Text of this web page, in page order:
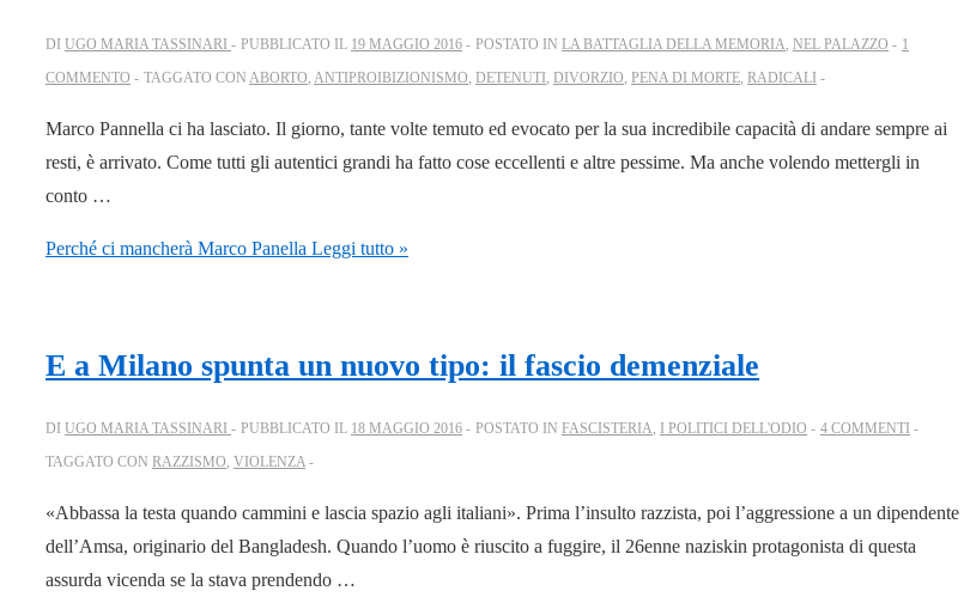
DI UGO MARIA TASSINARI PUBBLICATO IL 19 MAGGIO 2016 POSTATO IN LA BATTAGLIA DELLA MEMORIA, NEL PALAZZO
1
COMMENTO
TAGGATO CON ABORTO, ANTIPROIBIZIONISMO, DETENUTI , DIVORZIO, PENA DI MORTE, RADICALI
Marco Pannella ci ha lasciato. Il giorno, tante volte temuto ed evocato per la sua incredibile capacità di andare sempre ai
resti, è arrivato. Come tutti gli autentici grandi ha fatto cose eccellenti e altre pessime. Ma anche volendo mettergli in
conto …
Perché ci mancherà Marco Panella Leggi tutto »
E a Milano spunta un nuovo tipo: il fascio demenziale
DI UGO MARIA TASSINARI PUBBLICATO IL 18 MAGGIO 2016 POSTATO IN FASCISTERIA, I POLITICI DELL'ODIO
4 COMMENTI
TAGGATO CON RAZZISMO, VIOLENZA
«Abbassa la testa quando cammini e lascia spazio agli italiani». Prima l’insulto razzista, poi l’aggressione a un dipendente
dell’Amsa, originario del Bangladesh. Quando l’uomo è riuscito a fuggire, il 26enne naziskin protagonista di questa
assurda vicenda se la stava prendendo …